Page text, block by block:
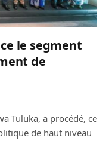
le segment
de
Tuluka, a procédé, ce
de haut niveau